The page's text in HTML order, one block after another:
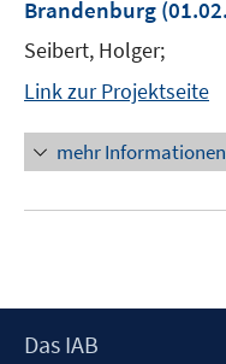
Brandenburg
Seibert, Holger;
Link zur Projektseite
mehr Informationen
Footer
Das IAB